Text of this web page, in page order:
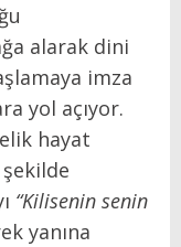
alarak dini
imza
yol açıyor.
hayat
“Kilisenin senin
yanına